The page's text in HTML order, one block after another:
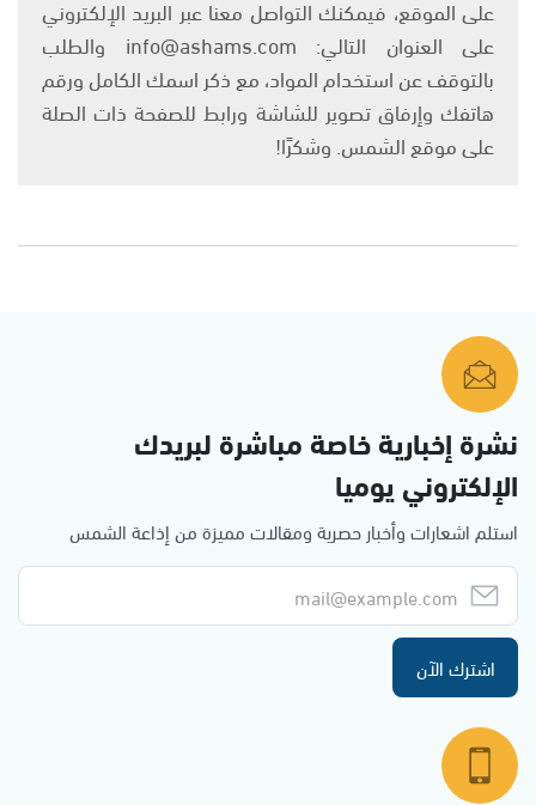
على الموقع، فيمكنك التواصل معنا عبر البريد الإلكتروني
على العنوان التالي: info@ashams.com والطلب
بالتوقف عن استخدام المواد، مع ذكر اسمك الكامل ورقم
هاتفك وإرفاق تصوير للشاشة ورابط للصفحة ذات الصلة
على موقع الشمس. وشكرًا!
نشرة إخبارية خاصة مباشرة لبريدك
الإلكتروني يوميا
استلم اشعارات وأخبار حصرية ومقالات مميزة من إذاعة الشمس
اشترك الآن